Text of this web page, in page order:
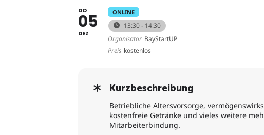
DO
05
DEZ
ONLINE
13:30 - 14:30
Organisator BayStartUP
Preis kostenlos
Kurzbeschreibung
Betriebliche Altersvorsorge,
kostenfreie Getränke und vieles weitere
Mitarbeiterbindung.